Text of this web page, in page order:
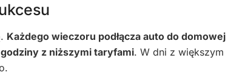
Każdego wieczoru podłącza auto do domowej
godziny z niższymi taryfami. W dni z większym